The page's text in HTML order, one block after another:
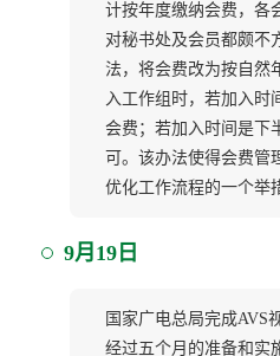
计按年度缴纳会费，各
对秘书处及会员都颇不
法，将会费改为按自然
入工作组时，若加入时
会费；若加入时间是下
可。该办法使得会费管
优化工作流程的一个举
9月19日
国家广电总局完成AVS
经过五个月的准备和实